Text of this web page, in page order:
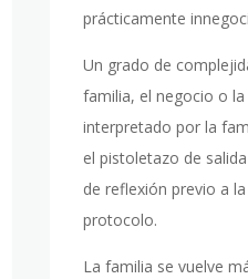
prácticamente
Un grado de
familia, el negocio o
interpretado por la
el pistoletazo de
de reflexión previo a
protocolo.
La familia se vuelve